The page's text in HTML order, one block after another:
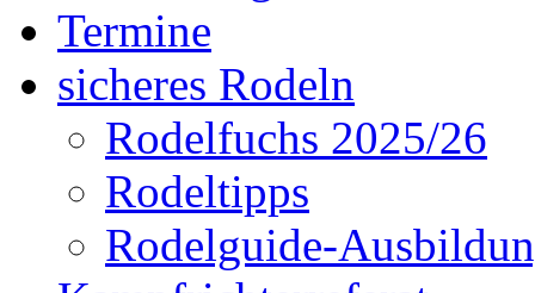
Termine
sicheres Rodeln
Rodelfuchs 2025/26
Rodeltipps
Rodelguide-